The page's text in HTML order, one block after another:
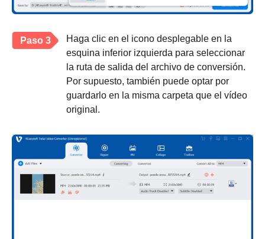
Paso 3
Haga clic en el icono desplegable en la
esquina inferior izquierda para seleccionar
la ruta de salida del archivo de conversión.
Por supuesto, también puede optar por
guardarlo en la misma carpeta que el vídeo
original.